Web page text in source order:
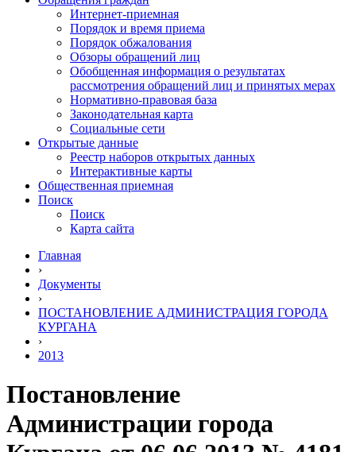
Интернет-приемная
Порядок и время приема
Порядок обжалования
Обзоры обращений лиц
Обобщенная информация о результатах
рассмотрения обращений лиц и принятых мерах
Нормативно-правовая база
Законодательная карта
Социальные сети
Открытые данные
Реестр наборов открытых данных
Интерактивные карты
Общественная приемная
Поиск
Поиск
Карта сайта
Главная
›
Документы
›
ПОСТАНОВЛЕНИЕ АДМИНИСТРАЦИЯ ГОРОДА
КУРГАНА
›
2013
Постановление
Администрации города